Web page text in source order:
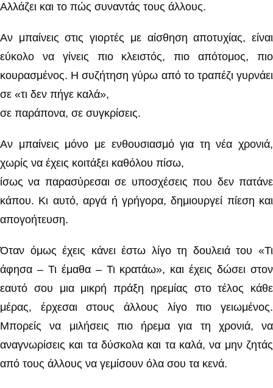
Αλλάζει και το πώς συναντάς τους άλλους.
Αν μπαίνεις στις γιορτές με αίσθηση αποτυχίας, είναι
εύκολο να γίνεις πιο κλειστός, πιο απότομος, πιο
κουρασμένος. Η συζήτηση γύρω από το τραπέζι γυρνάει
σε «τι δεν πήγε καλά»,
σε παράπονα, σε συγκρίσεις.
Αν μπαίνεις μόνο με ενθουσιασμό για τη νέα χρονιά,
χωρίς να έχεις κοιτάξει καθόλου πίσω,
ίσως να παρασύρεσαι σε υποσχέσεις που δεν πατάνε
κάπου. Κι αυτό, αργά ή γρήγορα, δημιουργεί πίεση και
απογοήτευση.
Όταν όμως έχεις κάνει έστω λίγο τη δουλειά του «Τι
άφησα – Τι έμαθα – Τι κρατάω», και έχεις δώσει στον
εαυτό σου μια μικρή πράξη ηρεμίας στο τέλος κάθε
μέρας, έρχεσαι στους άλλους λίγο πιο γειωμένος.
Μπορείς να μιλήσεις πιο ήρεμα για τη χρονιά, να
αναγνωρίσεις και τα δύσκολα και τα καλά, να μην ζητάς
από τους άλλους να γεμίσουν όλα σου τα κενά.